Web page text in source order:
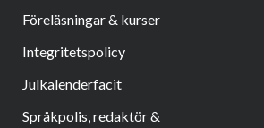
Föreläsningar & kurser
Integritetspolicy
Julkalenderfacit
Språkpolis, redaktör &